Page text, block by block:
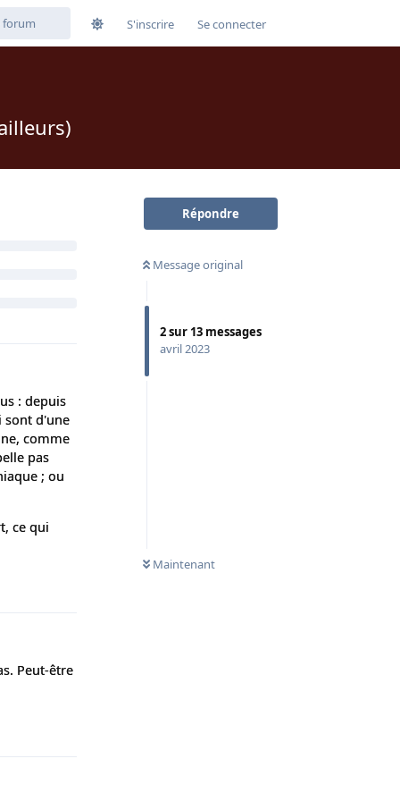
S'inscrire Se connecter
Répondre
Message original
2sur 13 messages
avril 2023
Maintenant
: depuis
sont d'une
comme
pas
; ou
ce qui
Peut-être